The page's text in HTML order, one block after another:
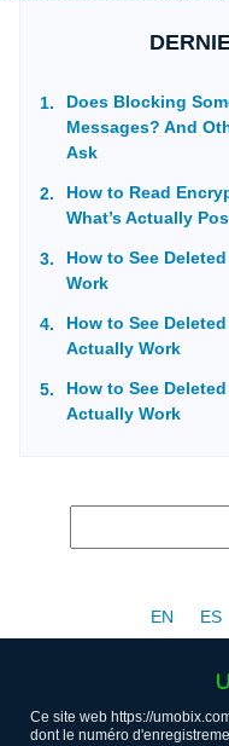
Does Blocking
Messages? And
Ask
How to Read
What’s Actually
How to See
Work
How to See
Actually Work
How to See
Actually Work
EN
ES
Ce site web https://
dont le numéro